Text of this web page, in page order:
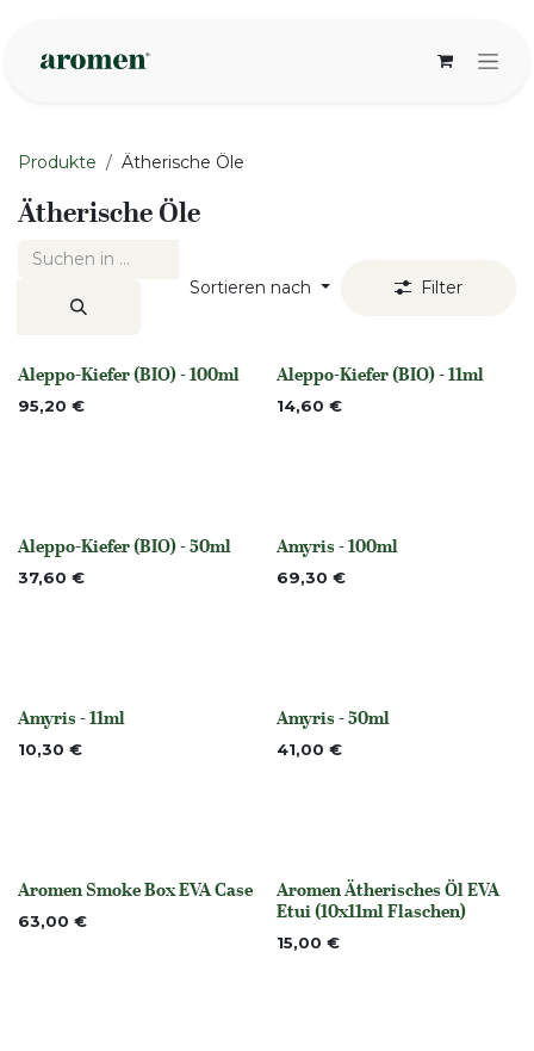
Produkte Ätherische Öle
Ätherische Öle
Sortieren nach Filter
None
Aleppo-Kiefer (BIO) - 100ml
95,20 € None
Aleppo-Kiefer (BIO) - 11ml
14,60 €
None
Aleppo-Kiefer (BIO) - 50ml
37,60 € None
Amyris - 100ml
69,30 €
None
Amyris - 11ml
10,30 € None
Amyris - 50ml
41,00 €
None
Aromen Smoke Box EVA Case
63,00 € None
Aromen Ätherisches Öl EVA
Etui (10x11ml Flaschen)
15,00 €